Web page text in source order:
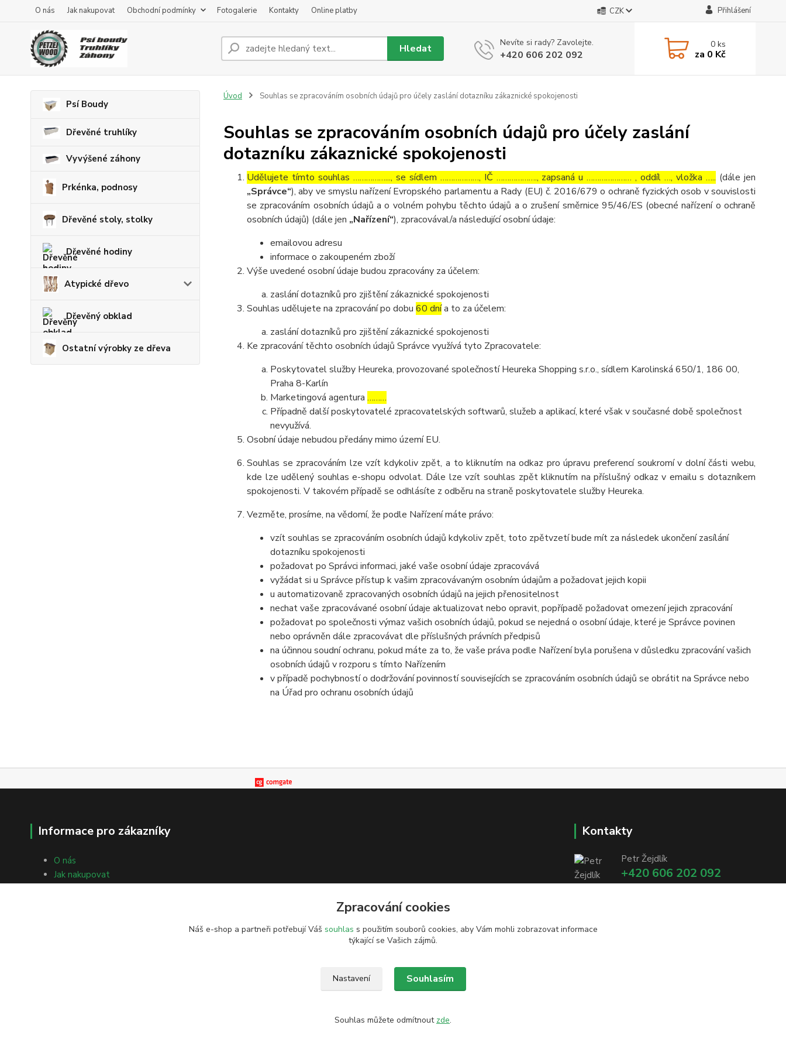
O nás Jak nakupovat Obchodní podmínky Fotogalerie Kontakty Online platby CZK Přihlášení
Hledat Nevíte si rady? Zavolejte.
+420 606 202 092
0ks
za 0 Kč
Psí Boudy
Dřevěné truhlíky
Vyvýšené záhony
Prkénka, podnosy
Dřevěné stoly, stolky
Dřevěné hodiny
Atypické dřevo
Dřevěný obklad
Ostatní výrobky ze dřeva
Úvod Souhlas se zpracováním osobních údajů pro účely zaslání dotazníku zákaznické spokojenosti
Souhlas se zpracováním osobních údajů pro účely zaslání
dotazníku zákaznické spokojenosti
Udělujete tímto souhlas ……………..., se sídlem ………………, IČ ………………., zapsaná u ………………… , oddíl …, vložka ….. (dále jen
„Správce“), aby ve smyslu nařízení Evropského parlamentu a Rady (EU) č. 2016/679 o ochraně fyzických osob v souvislosti
se zpracováním osobních údajů a o volném pohybu těchto údajů a o zrušení směrnice 95/46/ES (obecné nařízení o ochraně
osobních údajů) (dále jen „Nařízení“), zpracovával/a následující osobní údaje:
emailovou adresu
informace o zakoupeném zboží
Výše uvedené osobní údaje budou zpracovány za účelem:
zaslání dotazníků pro zjištění zákaznické spokojenosti
Souhlas udělujete na zpracování po dobu 60 dnía to za účelem:
zaslání dotazníků pro zjištění zákaznické spokojenosti
Ke zpracování těchto osobních údajů Správce využívá tyto Zpracovatele:
Poskytovatel služby Heureka, provozované společností Heureka Shopping s.r.o., sídlem Karolinská 650/1, 186 00,
Praha 8-Karlín
Marketingová agentura ………
Případně další poskytovatelé zpracovatelských softwarů, služeb a aplikací, které však v současné době společnost
nevyužívá.
Osobní údaje nebudou předány mimo území EU.
Souhlas se zpracováním lze vzít kdykoliv zpět, a to kliknutím na odkaz pro úpravu preferencí soukromí v dolní části webu,
kde lze udělený souhlas e-shopu odvolat. Dále lze vzít souhlas zpět kliknutím na příslušný odkaz v emailu s dotazníkem
spokojenosti. V takovém případě se odhlásíte z odběru na straně poskytovatele služby Heureka.
Vezměte, prosíme, na vědomí, že podle Nařízení máte právo:
vzít souhlas se zpracováním osobních údajů kdykoliv zpět, toto zpětvzetí bude mít za následek ukončení zasílání
dotazníku spokojenosti
požadovat po Správci informaci, jaké vaše osobní údaje zpracovává
vyžádat si u Správce přístup k vašim zpracovávaným osobním údajům a požadovat jejich kopii
u automatizovaně zpracovaných osobních údajů na jejich přenositelnost
nechat vaše zpracovávané osobní údaje aktualizovat nebo opravit, popřípadě požadovat omezení jejich zpracování
požadovat po společnosti výmaz vašich osobních údajů, pokud se nejedná o osobní údaje, které je Správce povinen
nebo oprávněn dále zpracovávat dle příslušných právních předpisů
na účinnou soudní ochranu, pokud máte za to, že vaše práva podle Nařízení byla porušena v důsledku zpracování vašich
osobních údajů v rozporu s tímto Nařízením
v případě pochybností o dodržování povinností souvisejících se zpracováním osobních údajů se obrátit na Správce nebo
na Úřad pro ochranu osobních údajů
Informace pro zákazníky
O nás
Jak nakupovat
Kontakty
Petr Žejdlík
+420 606 202 092
Zpracování cookies
Náš e-shop a partneři potřebují Váš souhlas s použitím souborů cookies, aby Vám mohli zobrazovat informace
týkající se Vašich zájmů.
Nastavení Souhlasím
Souhlas můžete odmítnout zde.